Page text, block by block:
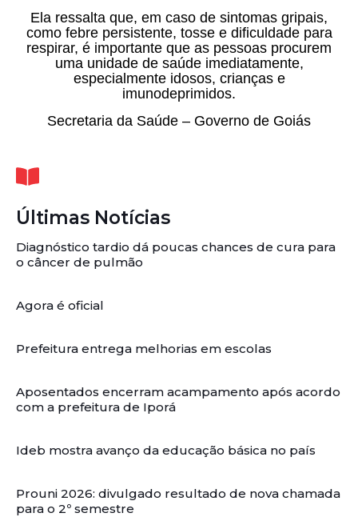
Ela ressalta que, em caso de sintomas gripais,
como febre persistente, tosse e dificuldade para
respirar, é importante que as pessoas procurem
uma unidade de saúde imediatamente,
especialmente idosos, crianças e
imunodeprimidos.
Secretaria da Saúde – Governo de Goiás
Últimas Notícias
Diagnóstico tardio dá poucas chances de cura para
o câncer de pulmão
Agora é oficial
Prefeitura entrega melhorias em escolas
Aposentados encerram acampamento após acordo
com a prefeitura de Iporá
Ideb mostra avanço da educação básica no país
Prouni 2026: divulgado resultado de nova chamada
para o 2º semestre